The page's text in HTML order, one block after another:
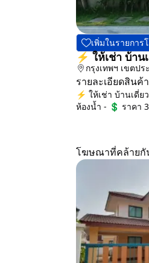
เพิ่มในรายการ
⚡ ให้เช่า บ้า
กรุงเทพฯ เขตปร
รายละเอียดสินค้า
⚡ ให้เช่า บ้านเดี่
ห้องน้ำ - 💲 ราคา
โฆษณาที่คล้ายกั